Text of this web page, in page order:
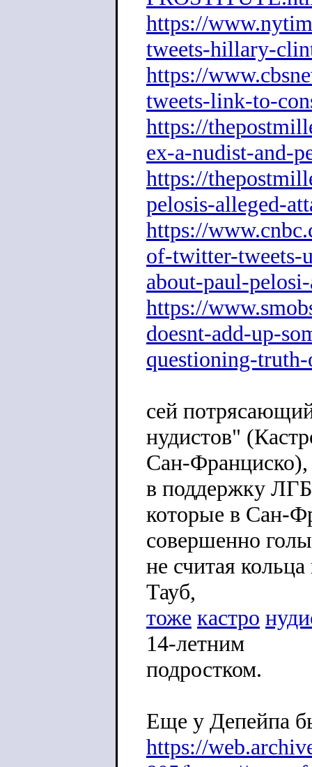
https://
tweets-hillary-
https://
tweets-link-to-
https://
ex-a-nudist-and-
https://
pelosis-alleged-
https://
of-twitter-tweets-
about-paul-p
https://
doesnt-add-up-
questioning-
сей
нудистов"
Сан-Франциско),
в поддержку
которые в Сан-
совершенно
не считая
Тауб,
тоже кастро
14-летним
подростком.
Еще у Депейпа
https://